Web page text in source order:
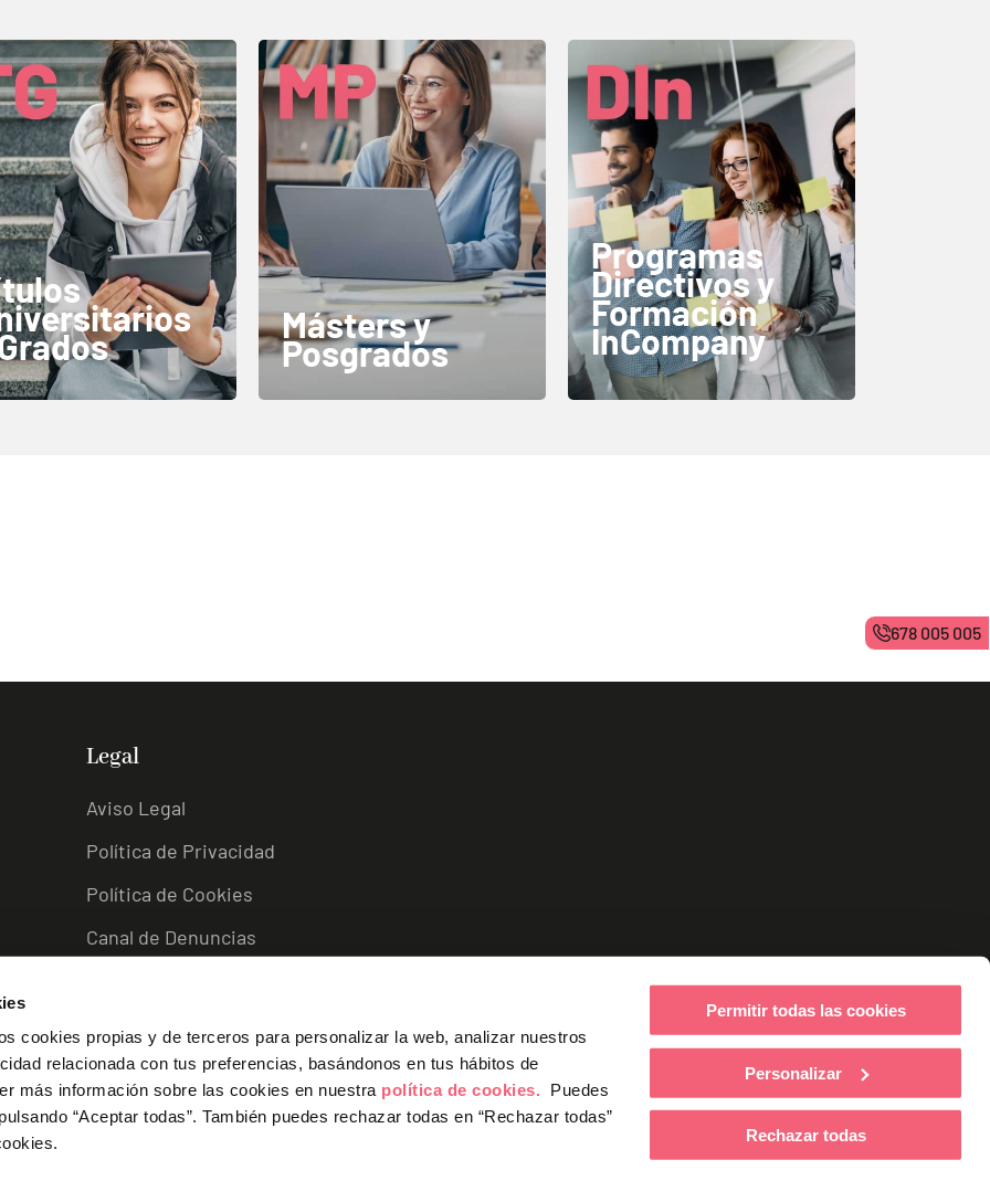
cookies propias y de terceros para personalizar la web, analizar nuestros
relacionada con tus preferencias, basándonos en tus hábitos de
más información sobre las cookies en nuestra política de cookies.
Puedes
“Aceptar todas”.También puedes rechazar todas en “Rechazar todas”
Permitir todas las cookies
Personalizar
Rechazar todas
Másters y
Posgrados
Programas
Directivos y
Formación
InCompany
Legal
Aviso Legal
Política de Privacidad
Política de Cookies
Canal de Denuncias
678 005 005
L
i
n
e
I
n
s
a
F
a
c
e
b
Y
o
u
u